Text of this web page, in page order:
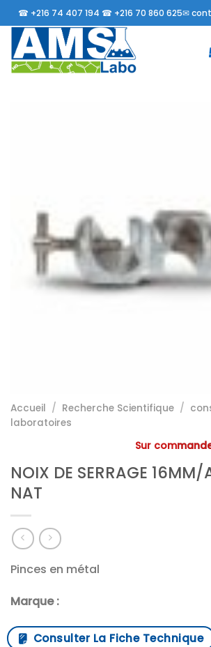
Passer
au
contenu
☎ +216 74 407 194 ☎ +216 70 860 625✉
Accueil / Recherche Scientifique /
laboratoires
Sur
NOIX DE SERRAGE 16MM/
NAT
Pinces en métal
Marque :
Consulter La Fiche Technique